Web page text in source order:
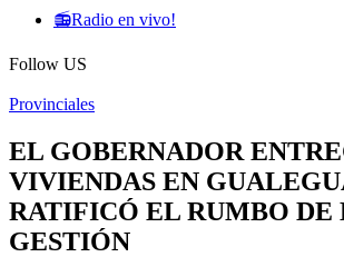
📻Radio en vivo!
Follow US
Provinciales
EL GOBERNADOR
VIVIENDAS EN
RATIFICÓ EL RUMBO DE
GESTIÓN